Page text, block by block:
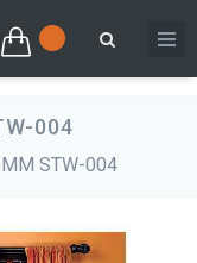
004
MM STW-004